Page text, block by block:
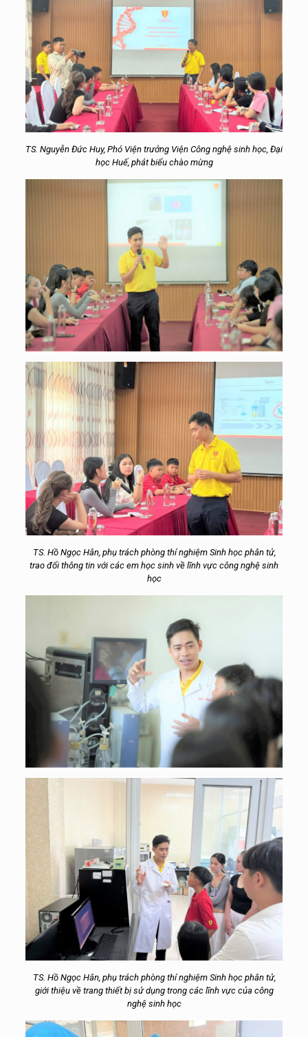
TS. Nguyễn Đức Huy, Phó Viện trưởng Viện Công nghệ sinh học, Đại
học Huế, phát biểu chào mừng
TS. Hồ Ngọc Hân, phụ trách phòng thí nghiệm Sinh học phân tử,
trao đổi thông tin với các em học sinh về lĩnh vực công nghệ sinh
học
TS. Hồ Ngọc Hân, phụ trách phòng thí nghiệm Sinh học phân tử,
giới thiệu về trang thiết bị sử dụng trong các lĩnh vực của công
nghệ sinh học